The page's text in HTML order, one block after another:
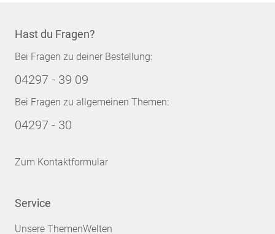
Hast du Fragen?
Bei Fragen zu deiner Bestellung:
04297 - 39 09
Bei Fragen zu allgemeinen Themen:
04297 - 30
Zum Kontaktformular
Service
Unsere ThemenWelten